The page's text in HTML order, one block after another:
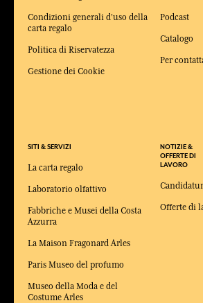
Condizioni generali d'uso della
carta regalo
Politica di Riservatezza
Gestione dei Cookie
SITI & SERVIZI
La carta regalo
Laboratorio olfattivo
Fabbriche e Musei della Costa
Azzurra
La Maison Fragonard Arles
Paris Museo del profumo
Museo della Moda e del
Costume Arles
Podcast
Catalogo
Per
NOTIZIE &
OFFERTE DI
LAVORO
Offerte di